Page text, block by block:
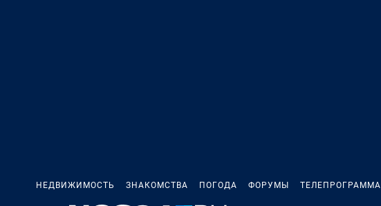
НЕДВИЖИМОСТЬ ЗНАКОМСТВА ПОГОДА ФОРУМЫ ТЕЛЕПРОГРАММА